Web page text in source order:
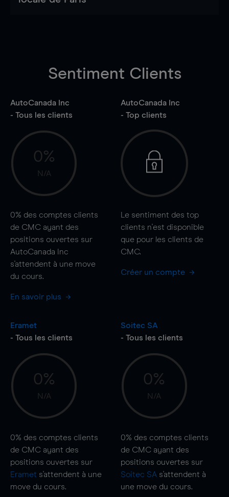
Sentiment Clients
AutoCanada Inc
- Tous les clients
0%
N/A
0% des comptes clients
de CMC ayant des
positions ouvertes sur
AutoCanada Inc
s'attendent à une move
du cours.
En savoir plus
AutoCanada Inc
- Top clients
Le sentiment des top
clients n'est disponible
que pour les clients de
CMC.
Créer un compte
Eramet
- Tous les clients
0%
N/A
0% des comptes clients
de CMC ayant des
positions ouvertes sur
Eramet s'attendent à une
move du cours.
Soitec SA
- Tous les clients
0%
N/A
0% des comptes clients
de CMC ayant des
positions ouvertes sur
Soitec SA s'attendent à
une move du cours.